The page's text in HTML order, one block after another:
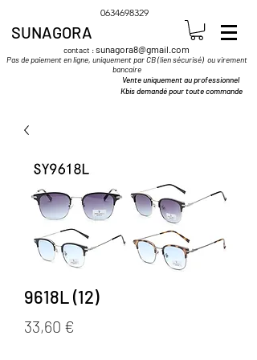
0634698329
SUNAGORA
contact :sunagora8@gmail.com
Pas de paiement en ligne, uniquement par CB (lien sécurisé) ou virement
bancaire
Vente uniquement au professionnel
Kbis demandé pour toute commande
9618L (12)
33,60 €